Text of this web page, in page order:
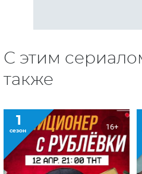
Милиционер с
Рублевки